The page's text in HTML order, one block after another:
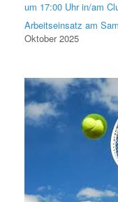
um 17:00 Uhr in/am
Arbeitseinsatz am
Oktober 2025